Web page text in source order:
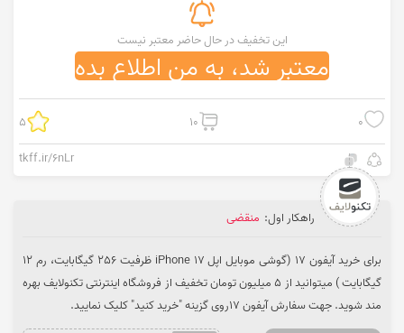
این تخفیف در حال حاضر معتبر نیست
معتبر شد، به من اطلاع بده
0
10
5
tkff.ir/6nLr
راهکار اول: منقضی
برای خرید آیفون 17 (گوشی موبایل اپل 17 iPhone ظرفیت 256 گیگابایت، رم 12
گیگابایت ) میتوانید از 5 میلیون تومان تخفیف از فروشگاه اینترنتی تکنولایف بهره
مند شوید. جهت سفارش آیفون 17روی گزینه "خرید کنید" کلیک نمایید.